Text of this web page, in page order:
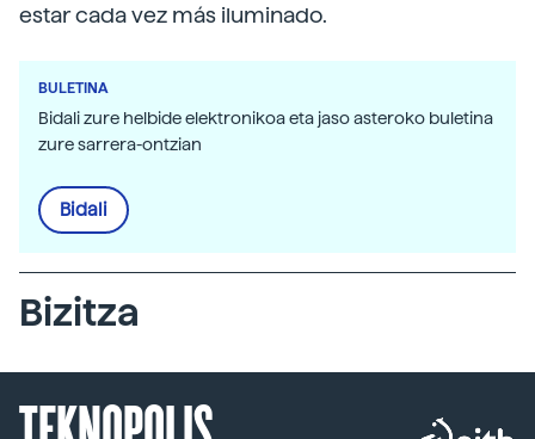
estar cada vez más iluminado.
BULETINA
Bidali zure helbide elektronikoa eta jaso asteroko buletina
zure sarrera-ontzian
Bidali
Bizitza